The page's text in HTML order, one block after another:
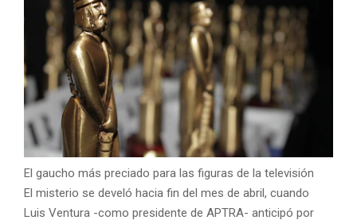
El gaucho más preciado para las figuras de la televisión
El misterio se develó hacia fin del mes de abril, cuando
Luis Ventura -como presidente de APTRA- anticipó por